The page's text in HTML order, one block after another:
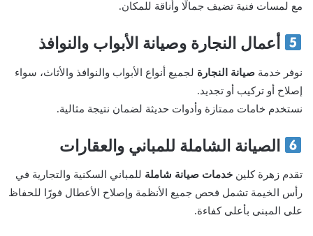
مع لمسات فنية تضيف جمالًا وأناقة للمكان.
أعمال النجارة وصيانة الأبواب والنوافذ
نوفر خدمة صيانة النجارة لجميع أنواع الأبواب والنوافذ والأثاث، سواء
إصلاح أو تركيب أو تجديد.
نستخدم خامات ممتازة وأدوات حديثة لضمان نتيجة مثالية.
الصيانة الشاملة للمباني والعقارات
تقدم زهرة كلين خدمات صيانة شاملة للمباني السكنية والتجارية في
رأس الخيمة تشمل فحص جميع الأنظمة وإصلاح الأعطال فورًا للحفاظ
على المبنى بأعلى كفاءة.